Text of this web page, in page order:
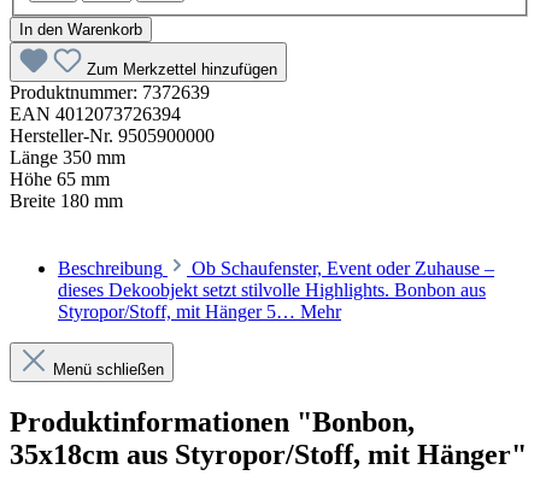
In den Warenkorb
Zum Merkzettel hinzufügen
Produktnummer: 7372639
EAN 4012073726394
Hersteller-Nr. 9505900000
Länge 350 mm
Höhe 65 mm
Breite 180 mm
Beschreibung
Ob Schaufenster, Event oder Zuhause –
dieses Dekoobjekt setzt stilvolle Highlights. Bonbon aus
Styropor/Stoff, mit Hänger 5… Mehr
Menü schließen
Produktinformationen "Bonbon,
35x18cm aus Styropor/Stoff, mit Hänger"